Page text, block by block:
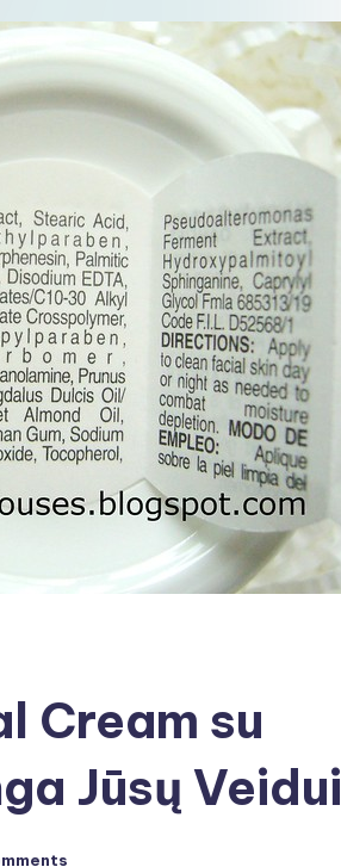
Cream su
Jūsų Veidui